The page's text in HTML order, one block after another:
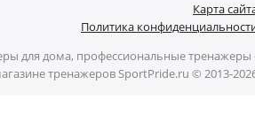
Карта
Политика
для дома, профессиональные тренажеры
тренажеров SportPride.ru © 2013-